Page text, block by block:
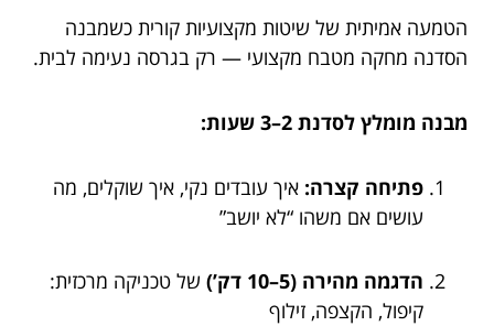
הטמעה אמיתית של שיטות מקצועיות קורית כשמבנה
הסדנה מחקה מטבח מקצועי — רק בגרסה נעימה לבית.
מבנה מומלץ לסדנת 2–3 שעות:
פתיחה קצרה: איך עובדים נקי, איך שוקלים, מה
עושים אם משהו “לא יושב”
הדגמה מהירה (5–10 דק’)
של טכניקה מרכזית:
קיפול, הקצפה, זילוף